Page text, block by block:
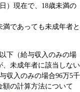
）現在で、18歳未満の
であっても未成年者と
下（給与収入のみの場
、未成年者に該当しない
収入のみの場合96万5千
額の計算方法について